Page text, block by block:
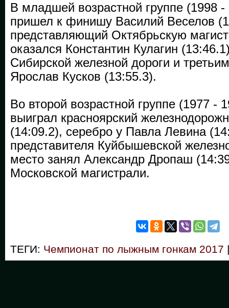
В младшей возрастной группе (1998
пришел к финишу Василий Веселов
представляющий Октябрьскую
оказался Константин Кулагин
Сибирской железной дороги и
Ярослав Кусков (13:55.3).
Во второй возрастной группе (1977 -
выиграл красноярский
(14:09.2), серебро у Павла Левина
представителя Куйбышевской
место занял Александр Дропаш
Московской магистрали.
ТЕГИ: Чемпионат по лыжным гонкам 2017 |